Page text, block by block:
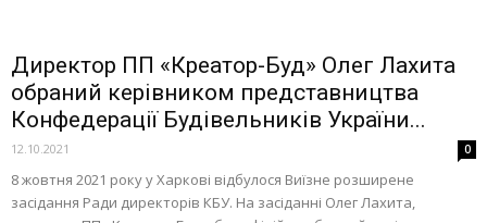
Директор ПП «Креатор-Буд» Олег Лахита
обраний керівником представництва
Конфедерації Будівельників України...
12.10.2021 0
8 жовтня 2021 року у Харкові відбулося Виїзне розширене
засідання Ради директорів КБУ. На засіданні Олег Лахита,